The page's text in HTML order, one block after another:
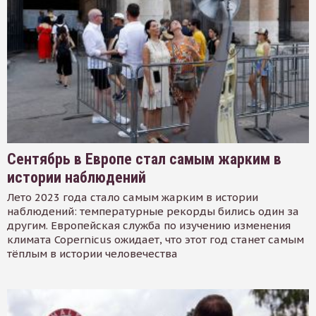
Сентябрь в Европе стал самым жарким в
истории наблюдений
Лето 2023 года стало самым жарким в истории
наблюдений: температурные рекорды бились один за
другим. Европейская служба по изучению изменения
климата Copernicus ожидает, что этот год станет самым
тёплым в истории человечества